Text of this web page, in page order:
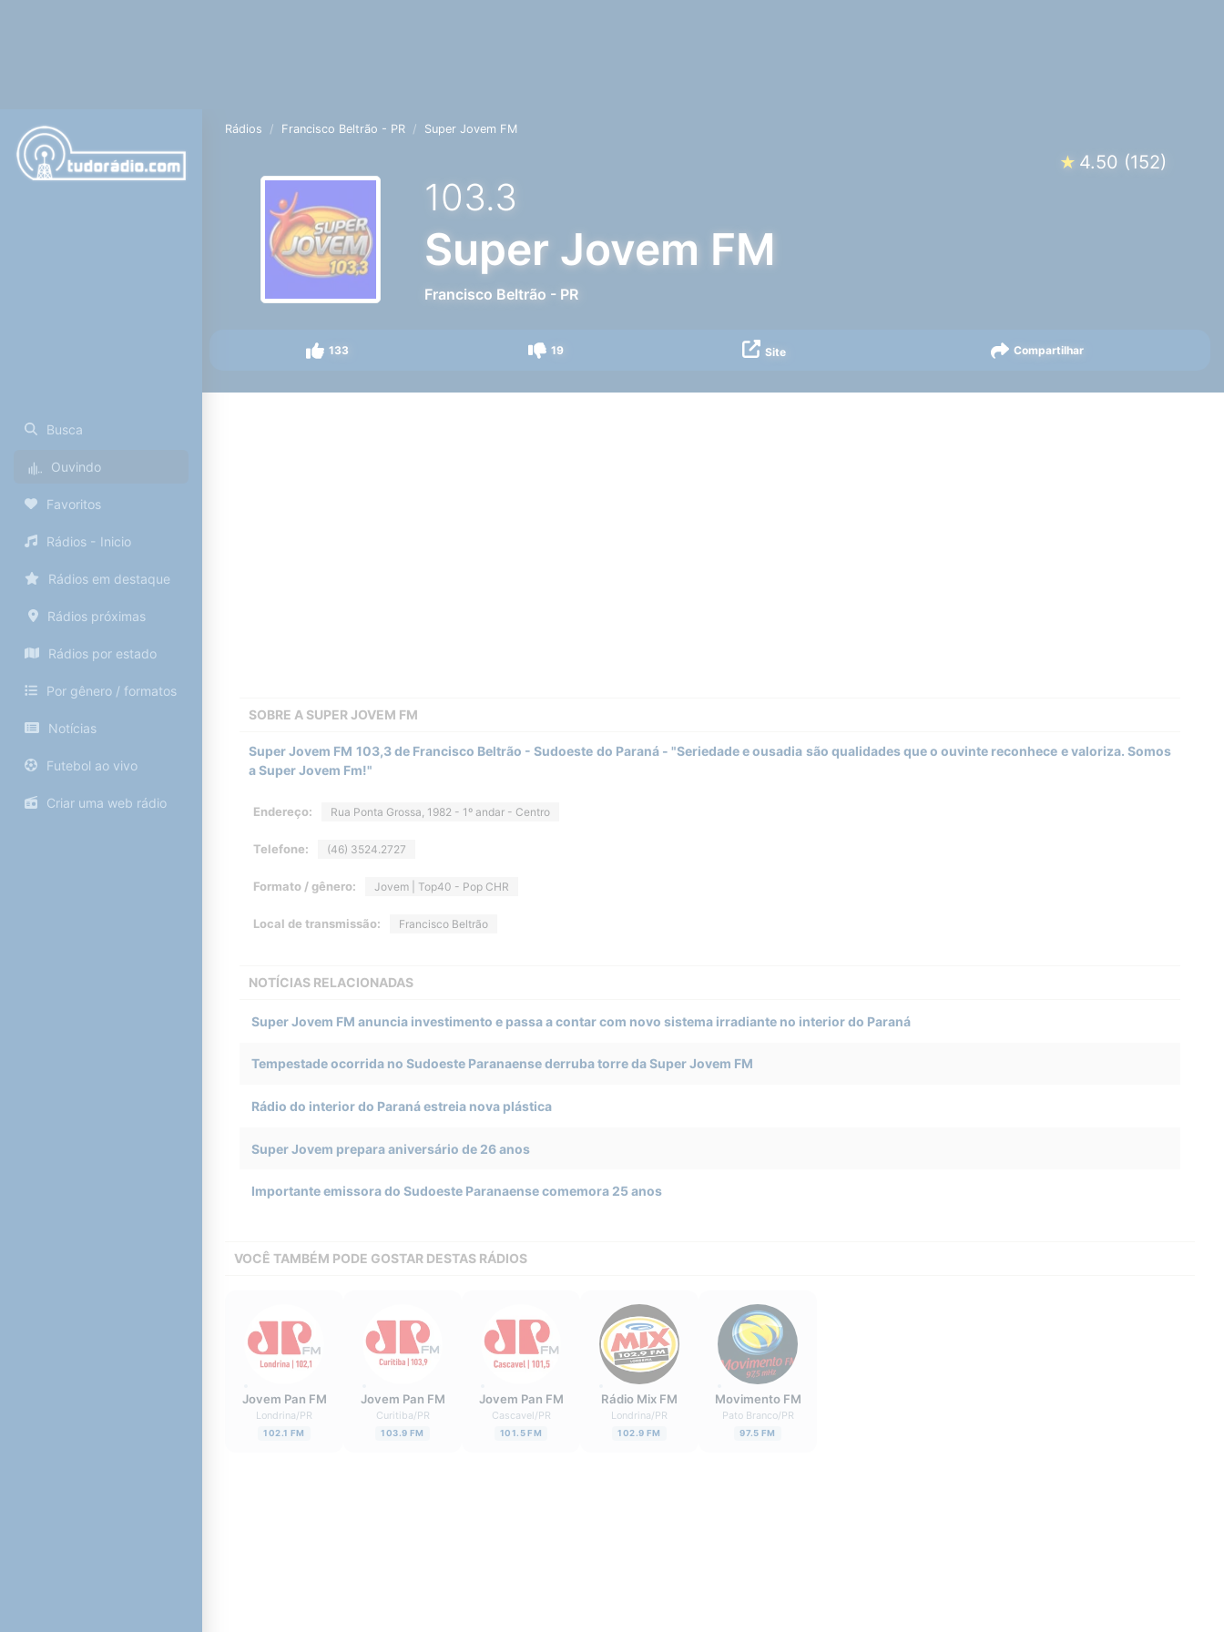
Busca
Ouvindo
Favoritos
Rádios - Inicio
Rádios em destaque
Rádios próximas
Rádios por estado
Por gênero / formatos
Notícias
Futebol ao vivo
Criar uma web rádio
Rádios Francisco Beltrão - PR Super Jovem FM
★ 4.50 (152)
103.3
Super Jovem FM
Francisco Beltrão - PR
133 19 Site Compartilhar
SOBRE A SUPER JOVEM FM
Super Jovem FM 103,3 de Francisco Beltrão - Sudoeste do Paraná - "Seriedade e ousadia são qualidades que o ouvinte reconhece e valoriza. Somos
a Super Jovem Fm!"
Endereço: Rua Ponta Grossa, 1982 - 1º andar - Centro
Telefone: (46) 3524.2727
Formato / gênero: Jovem | Top40 - Pop CHR
Local de transmissão: Francisco Beltrão
NOTÍCIAS RELACIONADAS
Super Jovem FM anuncia investimento e passa a contar com novo sistema irradiante no interior do Paraná
Tempestade ocorrida no Sudoeste Paranaense derruba torre da Super Jovem FM
Rádio do interior do Paraná estreia nova plástica
Super Jovem prepara aniversário de 26 anos
Importante emissora do Sudoeste Paranaense comemora 25 anos
VOCÊ TAMBÉM PODE GOSTAR DESTAS RÁDIOS
Jovem Pan FM
Londrina/PR
102.1 FM
Jovem Pan FM
Curitiba/PR
103.9 FM
Jovem Pan FM
Cascavel/PR
101.5 FM
Rádio Mix FM
Londrina/PR
102.9 FM
Movimento FM
Pato Branco/PR
97.5 FM